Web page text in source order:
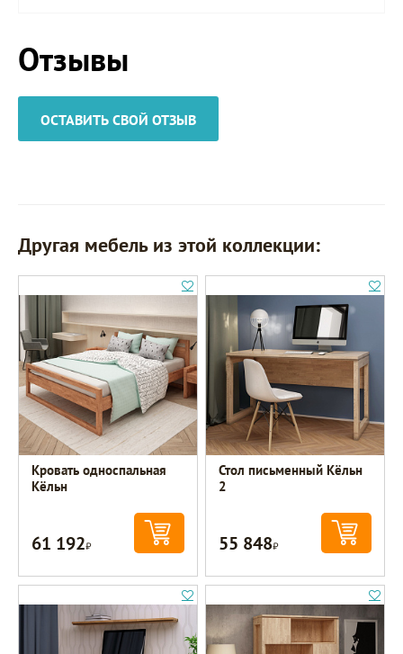
Отзывы
ОСТАВИТЬ СВОЙ ОТЗЫВ
Другая мебель из этой коллекции:
Кровать односпальная
Кёльн
61 192Р
Стол письменный Кёльн
2
55 848Р